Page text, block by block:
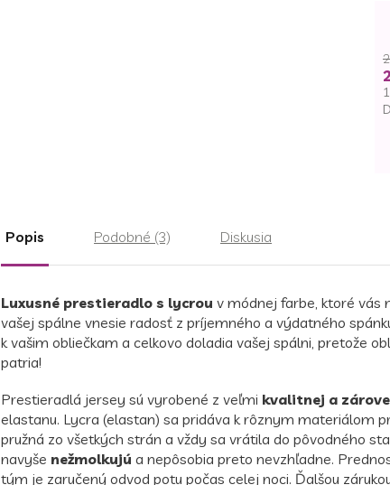
Popis Podobné (3) Diskusia
Luxusné prestieradlo s lycrou v módnej farbe, ktoré vás
vašej spálne vnesie radosť z príjemného a výdatného
k vašim obliečkam a celkovo doladia vašej spálni, pretože
patria!
Prestieradlá jersey sú vyrobené z veľmi kvalitnej a
elastanu. Lycra (elastan) sa pridáva k rôznym materiálom
pružná zo všetkých strán a vždy sa vrátila do pôvodného
navyše nežmolkujú a nepôsobia preto nevzhľadne.
tým je zaručený odvod potu počas celej noci. Ďalšou